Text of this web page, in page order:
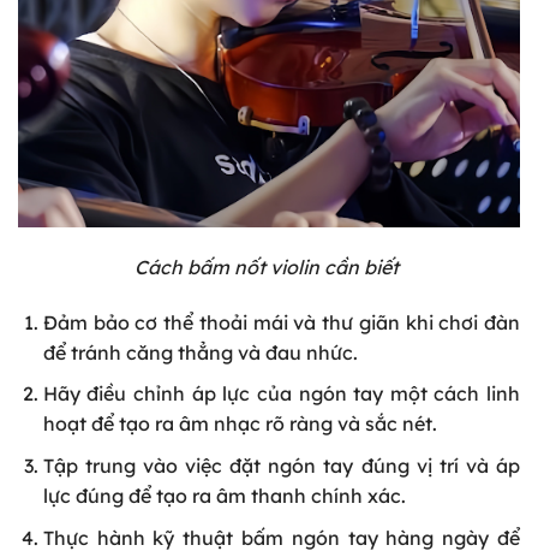
Cách bấm nốt violin cần biết
Đảm bảo cơ thể thoải mái và thư giãn khi chơi đàn
để tránh căng thẳng và đau nhức.
Hãy điều chỉnh áp lực của ngón tay một cách linh
hoạt để tạo ra âm nhạc rõ ràng và sắc nét.
Tập trung vào việc đặt ngón tay đúng vị trí và áp
lực đúng để tạo ra âm thanh chính xác.
Thực hành kỹ thuật bấm ngón tay hàng ngày để